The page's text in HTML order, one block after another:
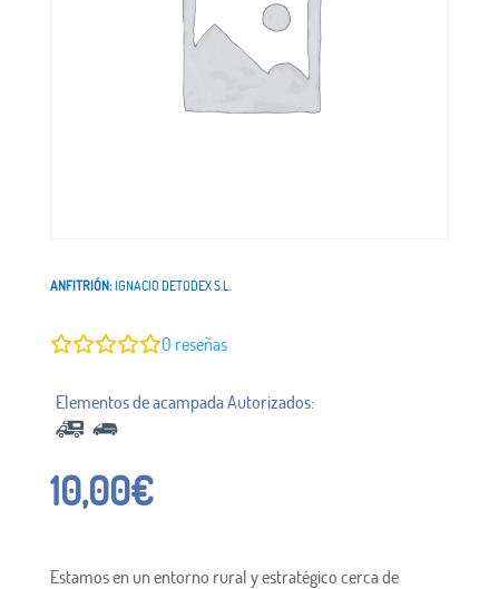
ANFITRIÓN:IGNACIO DETODEX S.L.
0 reseñas
10,00€
Estamos en un entorno rural y estratégico cerca de